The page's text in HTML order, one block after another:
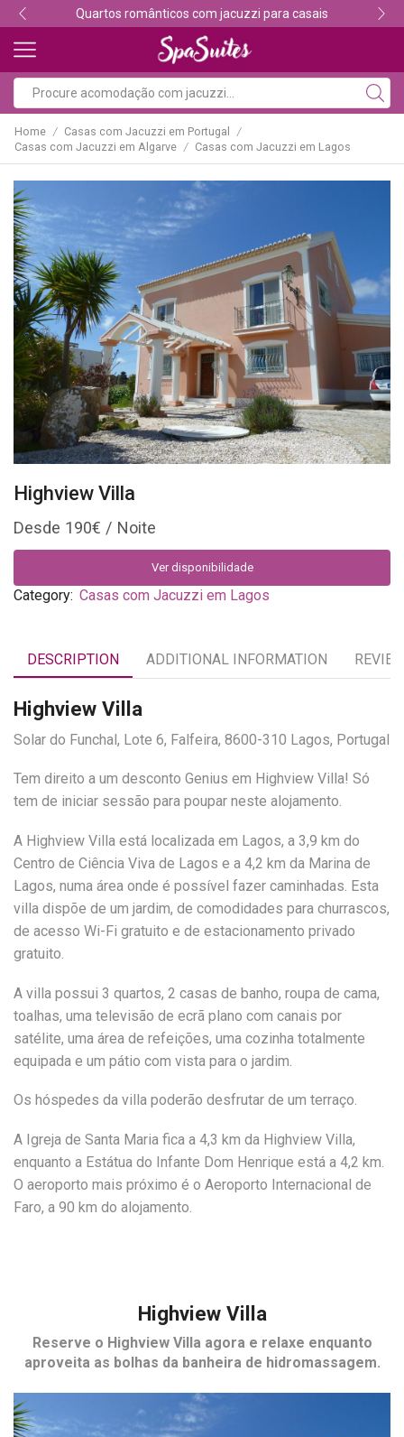
Descubra os melhores alojamentos com jacuzzi
Home / Casas com Jacuzzi em Portugal /
Casas com Jacuzzi em Algarve / Casas com Jacuzzi em Lagos
Highview Villa
190€
Ver disponibilidade
Category: Casas com Jacuzzi em Lagos
DESCRIPTION ADDITIONAL INFORMATION
Highview Villa
Solar do Funchal, Lote 6, Falfeira, 8600-310 Lagos, Portugal
Tem direito a um desconto Genius em Highview Villa! Só
tem de iniciar sessão para poupar neste alojamento.
A Highview Villa está localizada em Lagos, a 3,9 km do
Centro de Ciência Viva de Lagos e a 4,2 km da Marina de
Lagos, numa área onde é possível fazer caminhadas. Esta
villa dispõe de um jardim, de comodidades para churrascos,
de acesso Wi-Fi gratuito e de estacionamento privado
gratuito.
A villa possui 3 quartos, 2 casas de banho, roupa de cama,
toalhas, uma televisão de ecrã plano com canais por
satélite, uma área de refeições, uma cozinha totalmente
equipada e um pátio com vista para o jardim.
Os hóspedes da villa poderão desfrutar de um terraço.
A Igreja de Santa Maria fica a 4,3 km da Highview Villa,
enquanto a Estátua do Infante Dom Henrique está a 4,2 km.
O aeroporto mais próximo é o Aeroporto Internacional de
Faro, a 90 km do alojamento.
Highview Villa
Reserve o Highview Villa agora e relaxe enquanto
aproveita as bolhas da banheira de hidromassagem.